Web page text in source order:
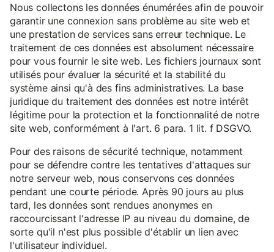
Nous collectons les données énumérées afin de pouvoir
garantir une connexion sans problème au site web et
une prestation de services sans erreur technique. Le
traitement de ces données est absolument nécessaire
pour vous fournir le site web. Les fichiers journaux sont
utilisés pour évaluer la sécurité et la stabilité du
système ainsi qu'à des fins administratives. La base
juridique du traitement des données est notre intérêt
légitime pour la protection et la fonctionnalité de notre
site web, conformément à l'art. 6 para. 1 lit. f DSGVO.
Pour des raisons de sécurité technique, notamment
pour se défendre contre les tentatives d'attaques sur
notre serveur web, nous conservons ces données
pendant une courte période. Après 90 jours au plus
tard, les données sont rendues anonymes en
raccourcissant l'adresse IP au niveau du domaine, de
sorte qu'il n'est plus possible d'établir un lien avec
l'utilisateur individuel.